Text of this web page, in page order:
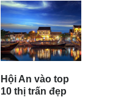
Hội An vào top
10 thị trấn đẹp